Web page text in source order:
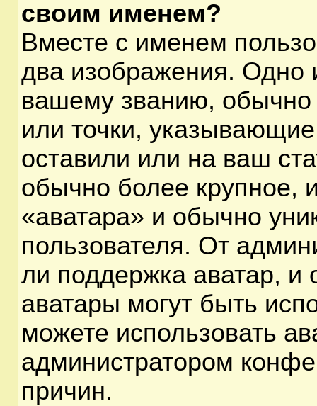
своим именем?
Вместе с именем
два изображения. Одно
вашему званию, обычно
или точки,
оставили или на ваш
обычно более крупное,
«аватара» и обычно
пользователя. От
ли поддержка аватар, и
аватары могут быть
можете использовать
администратором
причин.